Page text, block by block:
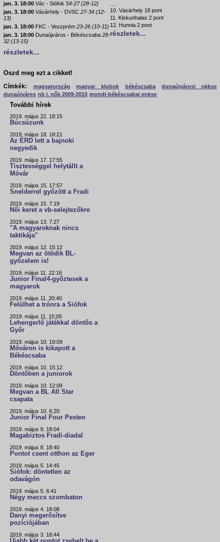
jan. 3. 18:00 Vác - Siófok 54-27 (28-12)
jan. 3. 18:00 Vásárhely - DVSC 27-34 (12-
13)
jan. 3. 18:00 FKC - Veszprém 23-26 (10-11)
jan. 3. 18:00 Dunaújváros - Békéscsaba 28-
32 (13-15)
részletek...
10. Vásárhely 18 pont
11. Kiskunhalas 2 pont
12. Hunnia 2 pont
részletek...
Oszd meg ezt a cikket!
Címkék:
magyarország magyar klubok békéscsaba
dunaújvárosi nkkse
dunaújváros nb i. nők 2009-2010 mondi-békéscsabai enkse
További hírek
2019. május 22. 18:15
Búcsúzunk
2019. május 18. 18:21
Az ÉRD lett a bajnoki
negyedik
2019. május 17. 17:55
Tisztességgel helytállt a
Móvár
2019. május 15. 17:57
Snelderrel győzött a Fradi
2019. május 15. 7:19
Női keret a vb-selejtezőkre
2019. május 13. 7:27
"A magyaroknak nincs
taktikája"
2019. május 12. 15:12
Megvan az ötödik BL-
győzelem is!
2019. május 11. 22:16
Junior Final4-győztesek a
magyarok
2019. május 11. 20:40
Felülhet a trónra a Siófok
2019. május 11. 15:05
Lehengerlő játékkal döntős a
Győr
2019. május 10. 19:09
Móváron is kikapott a
Békéscsaba
2019. május 10. 15:12
Döntőben a juniorok
2019. május 10. 12:09
Megvan a BL All Star
csapata
2019. május 10. 6:20
Junior Final Four Pesten
2019. május 9. 18:04
Magabiztos Fradi-diadal
2019. május 8. 18:40
Pontot csent otthon az Eger
2019. május 5. 14:45
Siófok: döntetlen az
odavágón
2019. május 5. 6:41
Négy meccs szombaton
2019. május 4. 18:08
Danyi megerősítve
pozíciójában
2019. május 3. 18:44